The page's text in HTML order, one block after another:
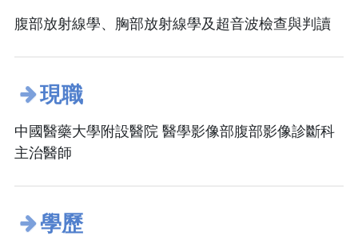
腹部放射線學、胸部放射線學及超音波檢查與判讀
現職
中國醫藥大學附設醫院 醫學影像部腹部影像診斷科
主治醫師
學歷